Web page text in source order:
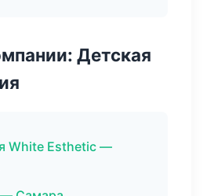
Детская
White Esthetic —